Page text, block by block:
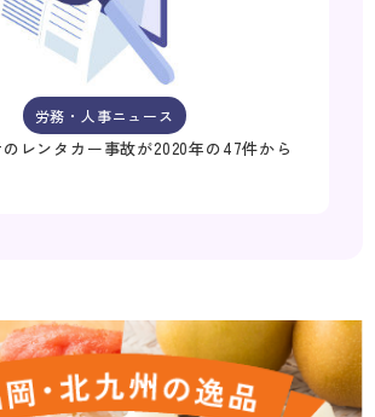
労務・人事ニュース
レンタカー事故が2020年の47件から